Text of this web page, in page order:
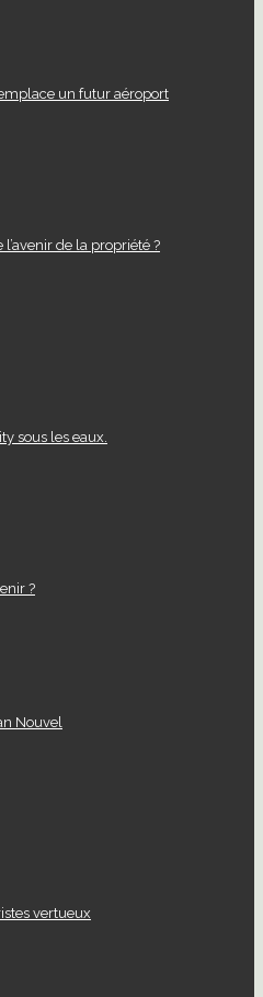
un futur aéroport
de la propriété ?
sous les eaux.
?
Nouvel
vertueux